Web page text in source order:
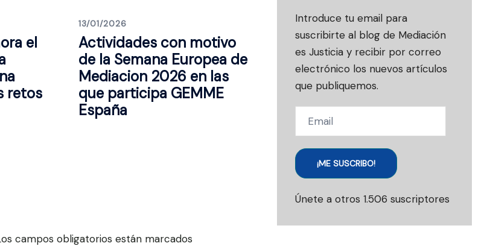
el
retos
13/01/2026
Actividades con motivo
de la Semana Europea de
Mediacion 2026 en las
que participa GEMME
España
campos obligatorios están marcados
Introduce tu email para
suscribirte al blog de Mediación
es Justicia y recibir por correo
electrónico los nuevos artículos
que publiquemos.
¡ME SUSCRIBO!
Únete a otros 1.506 suscriptores